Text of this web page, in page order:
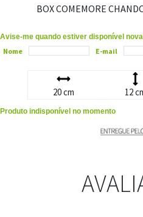
BOX COMEMORE
Avise-me quando estiver disponível
Nome E-mail
20 cm 12
Produto indisponível no momento